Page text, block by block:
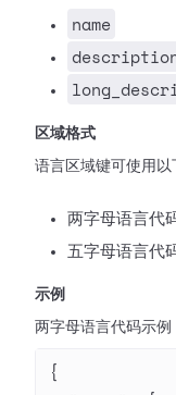
name
区域格式
语言区域键可使用以
两字母语言代
五字母语言代
示例
两字母语言代码示例
{